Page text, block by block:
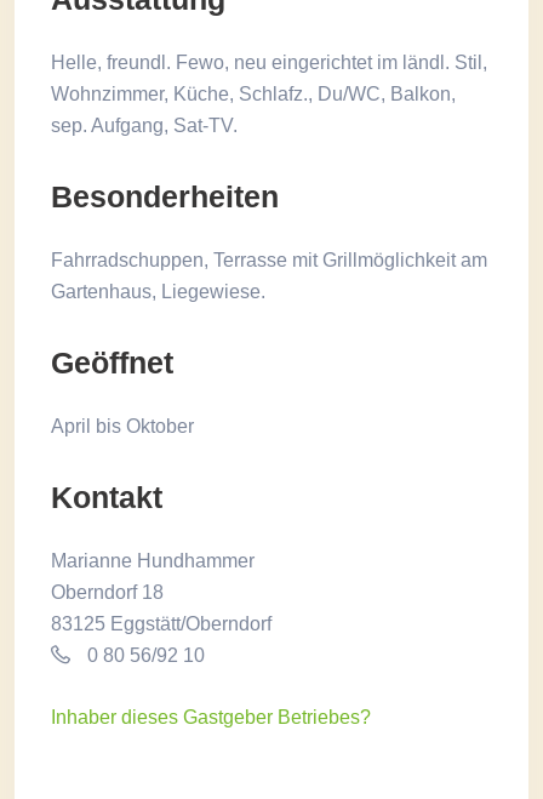
Helle, freundl. Fewo, neu eingerichtet im ländl. Stil,
Wohnzimmer, Küche, Schlafz., Du/WC, Balkon,
sep. Aufgang, Sat-TV.
Besonderheiten
Fahrradschuppen, Terrasse mit Grillmöglichkeit am
Gartenhaus, Liegewiese.
Geöffnet
April bis Oktober
Kontakt
Marianne Hundhammer
Oberndorf 18
83125 Eggstätt/Oberndorf
0 80 56/92 10
Inhaber dieses Gastgeber Betriebes?